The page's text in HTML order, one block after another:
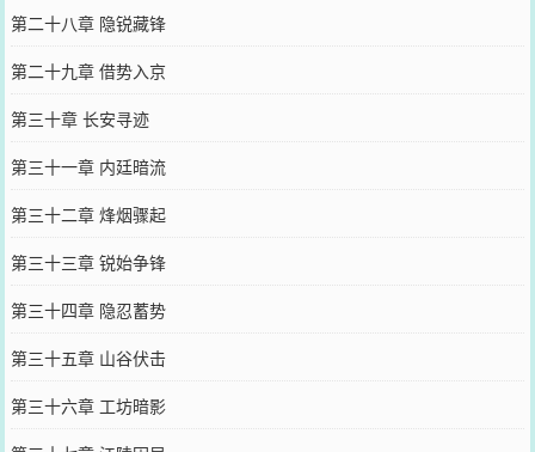
第二十八章 隐锐藏锋
第二十九章 借势入京
第三十章 长安寻迹
第三十一章 内廷暗流
第三十二章 烽烟骤起
第三十三章 锐始争锋
第三十四章 隐忍蓄势
第三十五章 山谷伏击
第三十六章 工坊暗影